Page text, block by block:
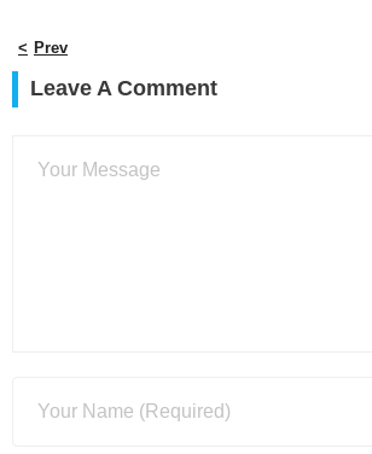
Prev
Leave A Comment